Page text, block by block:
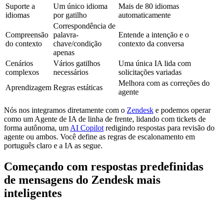
Suporte a
idiomas
Um único idioma
por gatilho
Mais de 80 idiomas
automaticamente
Compreensão
do contexto
Correspondência de
palavra-
chave/condição
apenas
Entende a intenção e o
contexto da conversa
Cenários
complexos
Vários gatilhos
necessários
Uma única IA lida com
solicitações variadas
Aprendizagem Regras estáticas
Melhora com as correções do
agente
Nós nos integramos diretamente com o Zendesk e podemos operar
como um Agente de IA de linha de frente, lidando com tickets de
forma autônoma, um AI Copilot redigindo respostas para revisão do
agente ou ambos. Você define as regras de escalonamento em
português claro e a IA as segue.
Começando com respostas predefinidas
de mensagens do Zendesk mais
inteligentes